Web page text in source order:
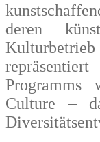
deren
Programms
Culture –